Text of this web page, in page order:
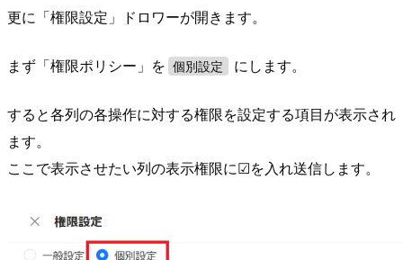
更に「権限設定」ドロワーが開きます。
まず「権限ポリシー」を 個別設定 にします。
すると各列の各操作に対する権限を設定する項目が表示され
ます。
ここで表示させたい列の表示権限に☑を入れ送信します。